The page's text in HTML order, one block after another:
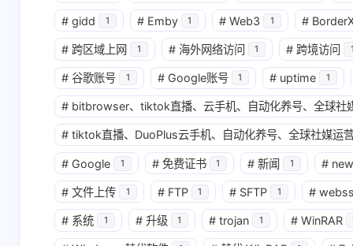
# gidd 1 # Emby 1 # Web3 1 #
# 跨区域上网 1 # 海外网络访问 1 # 跨境访问
# 谷歌账号 1 # Google账号 1 # uptime 1
# bitbrowser、tiktok直播、云手机、自动化养号、全球
# tiktok直播、DuoPlus云手机、自动化养号、全球社媒运
# Google 1 # 免费证书 1 # 新闻 1 #
# 文件上传 1 # FTP 1 # SFTP 1 #
# 系统 1 # 升级 1 # trojan 1 # WinRAR